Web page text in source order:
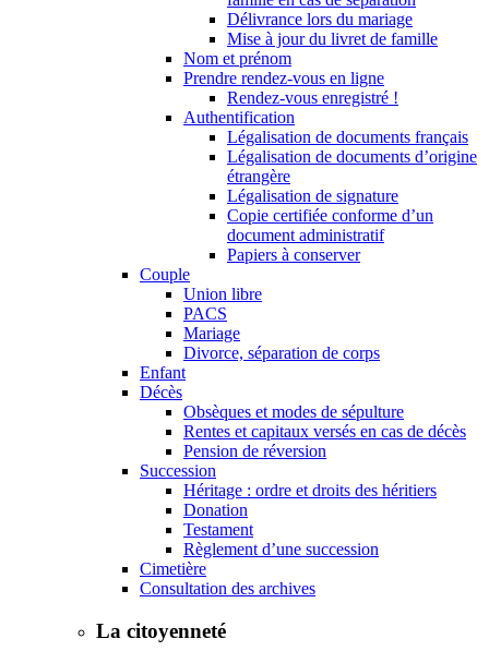
Délivrance lors du mariage
Mise à jour du livret de famille
Nom et prénom
Prendre rendez-vous en ligne
Rendez-vous enregistré !
Authentification
Légalisation de documents français
Légalisation de documents d’origine
étrangère
Légalisation de signature
Copie certifiée conforme d’un
document administratif
Papiers à conserver
Couple
Union libre
PACS
Mariage
Divorce, séparation de corps
Enfant
Décès
Obsèques et modes de sépulture
Rentes et capitaux versés en cas de décès
Pension de réversion
Succession
Héritage : ordre et droits des héritiers
Donation
Testament
Règlement d’une succession
Cimetière
Consultation des archives
La citoyenneté